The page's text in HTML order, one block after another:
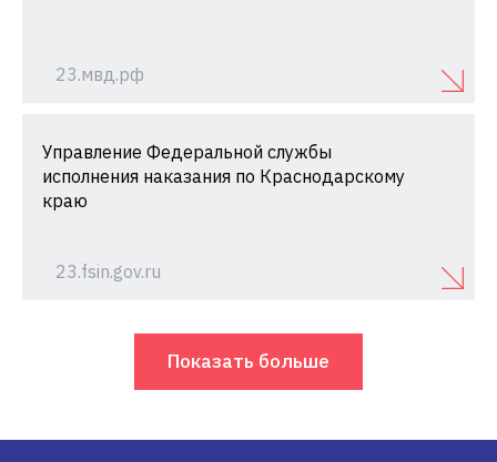
23.мвд.рф
Управление Федеральной службы
исполнения наказания по Краснодарскому
краю
23.fsin.gov.ru
Показать больше